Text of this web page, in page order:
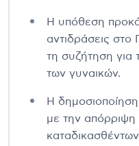
Η υπόθεση
αντιδράσεις στο
τη συζήτηση για
των γυναικών.
Η
με την